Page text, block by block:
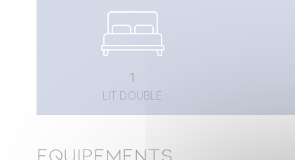
1
LIT DOUBLE
Equipements